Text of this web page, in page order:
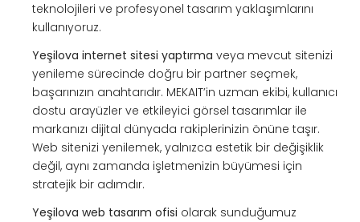
teknolojileri ve profesyonel tasarım yaklaşımlarını
kullanıyoruz.
Yeşilova internet sitesi yaptırma veya mevcut sitenizi
yenileme sürecinde doğru bir partner seçmek,
başarınızın anahtarıdır. MEKAIT’in uzman ekibi, kullanıcı
dostu arayüzler ve etkileyici görsel tasarımlar ile
markanızı dijital dünyada rakiplerinizin önüne taşır.
Web sitenizi yenilemek, yalnızca estetik bir değişiklik
değil, aynı zamanda işletmenizin büyümesi için
stratejik bir adımdır.
Yeşilova web tasarım ofisi olarak sunduğumuz